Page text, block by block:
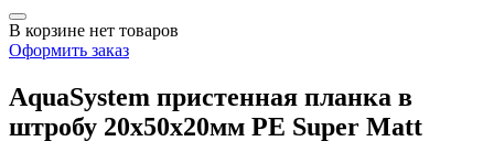
В корзине нет товаров
Оформить заказ
AquaSystem пристенная планка в
штробу 20х50х20мм PE Super Matt